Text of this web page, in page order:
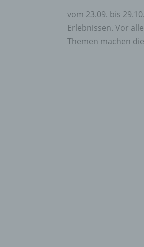
vom 23.09. bis
Erlebnissen. Vor
Themen machen